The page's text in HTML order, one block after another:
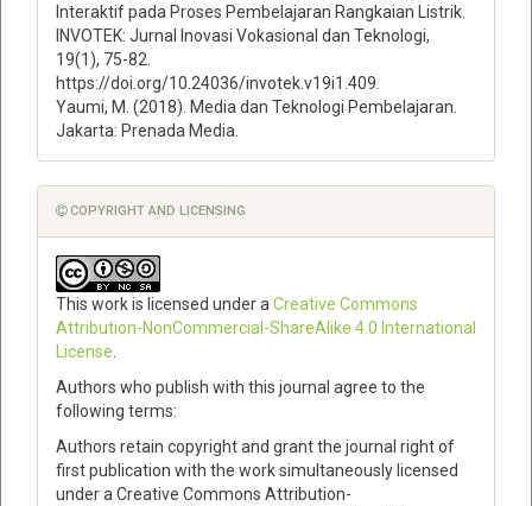
Interaktif pada Proses Pembelajaran Rangkaian Listrik.
INVOTEK: Jurnal Inovasi Vokasional dan Teknologi,
19(1), 75-82.
https://doi.org/10.24036/invotek.v19i1.409.
Yaumi, M. (2018). Media dan Teknologi Pembelajaran.
Jakarta: Prenada Media.
COPYRIGHT AND LICENSING
This work is licensed under a Creative Commons
Attribution-NonCommercial-ShareAlike 4.0 International
License
Authors who publish with this journal agree to the
following terms:
Authors retain copyright and grant the journal right of
first publication with the work simultaneously licensed
under a Creative Commons Attribution-